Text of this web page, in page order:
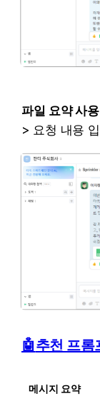
파일 요약 사
> 요청 내용
🤖추천 프롬
메시지 요약